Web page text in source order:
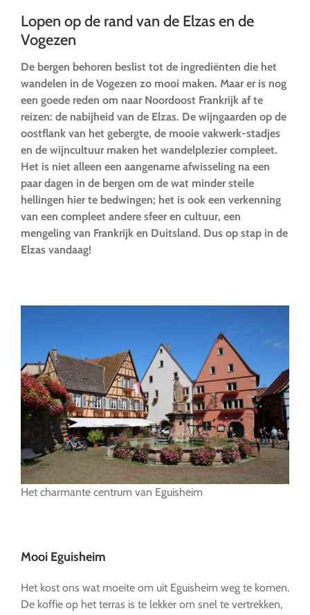
Lopen op de rand van de Elzas en de
Vogezen
De bergen behoren beslist tot de ingrediënten die het
wandelen in de Vogezen zo mooi maken. Maar er is nog
een goede reden om naar Noordoost Frankrijk af te
reizen: de nabijheid van de Elzas. De wijngaarden op de
oostflank van het gebergte, de mooie vakwerk-stadjes
en de wijncultuur maken het wandelplezier compleet.
Het is niet alleen een aangename afwisseling na een
paar dagen in de bergen om de wat minder steile
hellingen hier te bedwingen; het is ook een verkenning
van een compleet andere sfeer en cultuur, een
mengeling van Frankrijk en Duitsland. Dus op stap in de
Elzas vandaag!
Het charmante centrum van Eguisheim
Mooi Eguisheim
Het kost ons wat moeite om uit Eguisheim weg te komen.
De koffie op het terras is te lekker om snel te vertrekken,